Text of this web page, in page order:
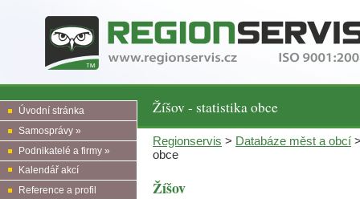
Žíšov - statistika obce
Úvodní stránka
Samosprávy »
Podnikatelé a firmy »
Kalendář akcí
Reference a profil
Regionservis > Databáze měst a obcí
obce
Žíšov